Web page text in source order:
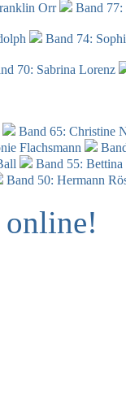
Orr
Band
Band 74:
70: Sabrina Lorenz
Band 65: Christine
Flachsmann
Band 55:
Band 50: Hermann
online!